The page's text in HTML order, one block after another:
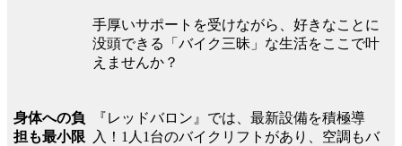
手厚いサポートを受けながら、好きなことに
没頭できる「バイク三昧」な生活をここで叶
えませんか？
身体への負
担も最小限
『レッドバロン』では、最新設備を積極導
入！1人1台のバイクリフトがあり、空調もバ